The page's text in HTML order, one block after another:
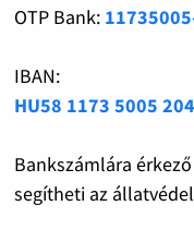
OTP Bank:
IBAN:
HU58 1173 5005
Bankszámlára
segítheti az